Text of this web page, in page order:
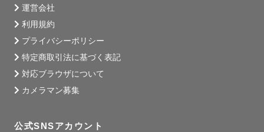
運営会社
利用規約
プライバシーポリシー
特定商取引法に基づく表記
対応ブラウザについて
カメラマン募集
公式SNSアカウント